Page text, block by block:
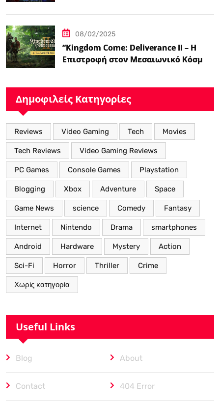
08/02/2025
“Kingdom Come: Deliverance II – Η
Επιστροφή στον Μεσαιωνικό Κόσμο
Δημοφιλείς Κατηγορίες
Reviews Video Gaming Tech Movies
Tech Reviews Video Gaming Reviews
PC Games Console Games Playstation
Blogging Xbox Adventure Space
Game News science Comedy Fantasy
Internet Nintendo Drama smartphones
Android Hardware Mystery Action
Sci-Fi Horror Thriller Crime
Χωρίς κατηγορία
Useful Links
Blog About
Contact 404 Error